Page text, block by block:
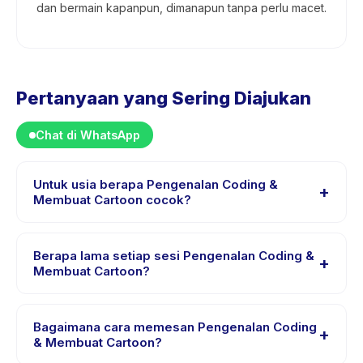
dan bermain kapanpun, dimanapun tanpa perlu macet.
Pertanyaan yang Sering Diajukan
Chat di WhatsApp
Untuk usia berapa Pengenalan Coding &
Membuat Cartoon cocok?
+
untuk anak usia 4 sampai 7 tahun. Instruktur
menyesuaikan program untuk berbagai tingkat
Berapa lama setiap sesi Pengenalan Coding &
Membuat Cartoon?
+
berlangsung sekitar 60 menit. Datang 10 menit lebih
awal untuk proses check-in yang lancar.
Bagaimana cara memesan Pengenalan Coding
& Membuat Cartoon?
+